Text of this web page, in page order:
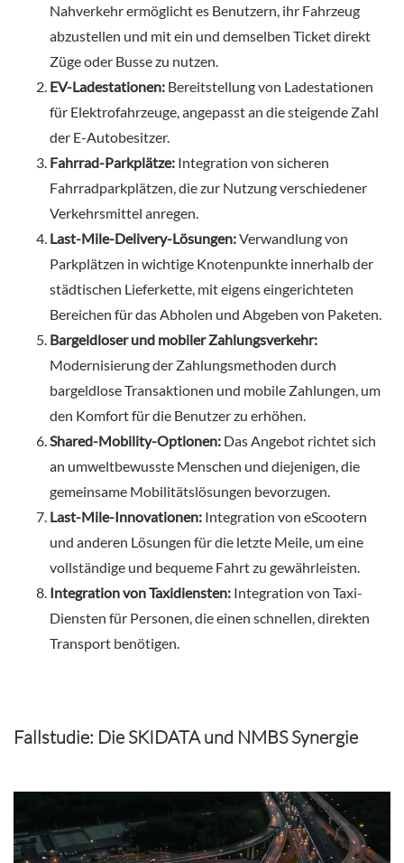
Nahverkehr ermöglicht es Benutzern, ihr Fahrzeug
abzustellen und mit ein und demselben Ticket direkt
Züge oder Busse zu nutzen.
EV-Ladestationen: Bereitstellung von Ladestationen
für Elektrofahrzeuge, angepasst an die steigende Zahl
der E-Autobesitzer.
Fahrrad-Parkplätze: Integration von sicheren
Fahrradparkplätzen, die zur Nutzung verschiedener
Verkehrsmittel anregen.
Last-Mile-Delivery-Lösungen:Verwandlung von
Parkplätzen in wichtige Knotenpunkte innerhalb der
städtischen Lieferkette, mit eigens eingerichteten
Bereichen für das Abholen und Abgeben von Paketen.
Bargeldloser und mobiler Zahlungsverkehr:
Modernisierung der Zahlungsmethoden durch
bargeldlose Transaktionen und mobile Zahlungen, um
den Komfort für die Benutzer zu erhöhen.
Shared-Mobility-Optionen: Das Angebot richtet sich
an umweltbewusste Menschen und diejenigen, die
gemeinsame Mobilitätslösungen bevorzugen.
Last-Mile-Innovationen: Integration von eScootern
und anderen Lösungen für die letzte Meile, um eine
vollständige und bequeme Fahrt zu gewährleisten.
Integration von Taxidiensten: Integration von Taxi-
Diensten für Personen, die einen schnellen, direkten
Transport benötigen.
Fallstudie: Die SKIDATA und NMBS Synergie